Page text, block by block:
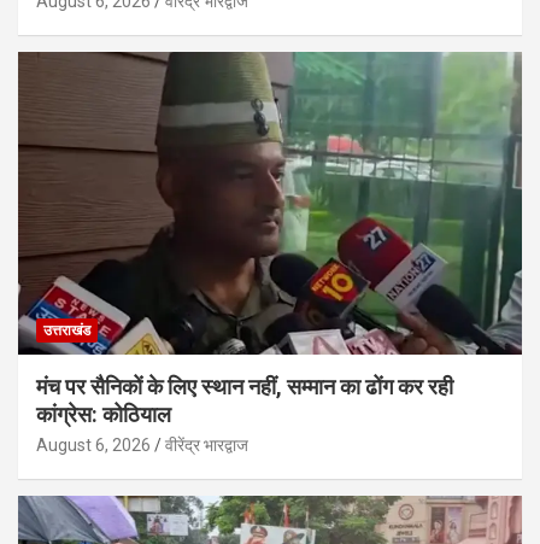
उत्तराखंड
मंच पर सैनिकों के लिए स्थान नहीं, सम्मान का ढोंग कर रही
कांग्रेस: कोठियाल
August 6, 2026 वीरेंद्र भारद्वाज